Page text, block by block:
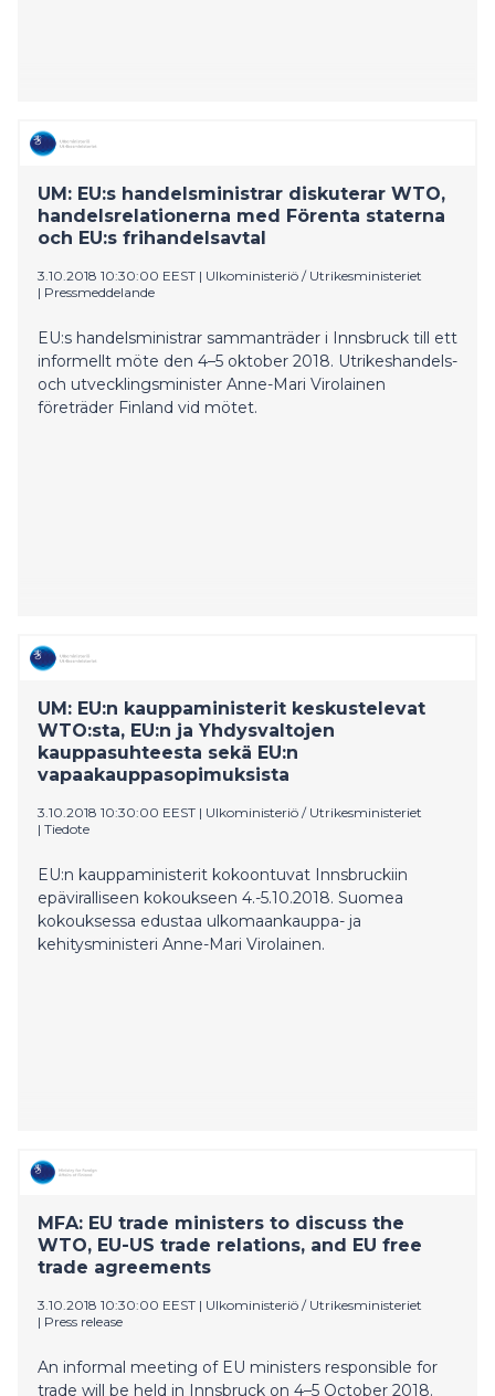
UM: EU:s handelsministrar diskuterar WTO,
handelsrelationerna med Förenta staterna
och EU:s frihandelsavtal
3.10.2018 10:30:00 EEST | Ulkoministeriö / Utrikesministeriet
| Pressmeddelande
EU:s handelsministrar sammanträder i Innsbruck till ett
informellt möte den 4–5 oktober 2018. Utrikeshandels-
och utvecklingsminister Anne-Mari Virolainen
företräder Finland vid mötet.
UM: EU:n kauppaministerit keskustelevat
WTO:sta, EU:n ja Yhdysvaltojen
kauppasuhteesta sekä EU:n
vapaakauppasopimuksista
3.10.2018 10:30:00 EEST | Ulkoministeriö / Utrikesministeriet
| Tiedote
EU:n kauppaministerit kokoontuvat Innsbruckiin
epäviralliseen kokoukseen 4.-5.10.2018. Suomea
kokouksessa edustaa ulkomaankauppa- ja
kehitysministeri Anne-Mari Virolainen.
MFA: EU trade ministers to discuss the
WTO, EU-US trade relations, and EU free
trade agreements
3.10.2018 10:30:00 EEST | Ulkoministeriö / Utrikesministeriet
| Press release
An informal meeting of EU ministers responsible for
trade will be held in Innsbruck on 4–5 October 2018.